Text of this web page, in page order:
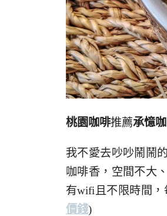
桃園咖啡推薦承憶
我不愛去吵吵鬧鬧
咖啡香，空間不大
有wifi且不限時間，
價錢)